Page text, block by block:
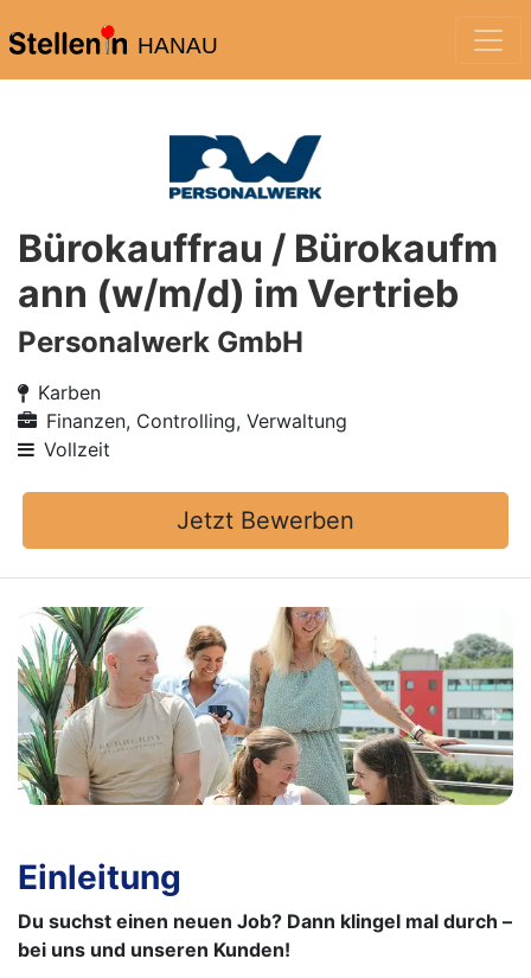
HANAU
Bürokauffrau / Bürokaufm
ann (w/m/d) im Vertrieb
Personalwerk GmbH
Karben
Finanzen, Controlling, Verwaltung
Vollzeit
Jetzt Bewerben
Einleitung
Du suchst einen neuen Job? Dann klingel mal durch –
bei uns und unseren Kunden!